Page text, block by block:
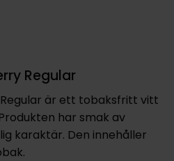
Regular
är ett tobaksfritt vitt
har smak av
karaktär. Den innehåller